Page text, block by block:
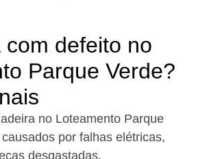
com defeito no
Parque Verde?
no Loteamento Parque
por falhas elétricas,
desgastadas.